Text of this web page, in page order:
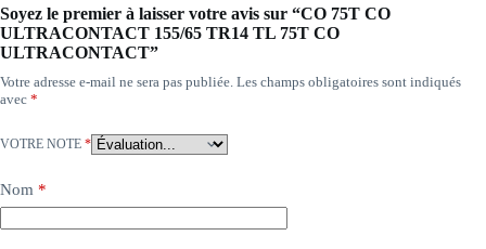
Soyez le premier à laisser votre avis sur “CO 75T CO
ULTRACONTACT 155/65 TR14 TL 75T CO
ULTRACONTACT”
Votre adresse e-mail ne sera pas publiée. Les champs obligatoires sont indiqués
avec *
VOTRE NOTE *
Nom *